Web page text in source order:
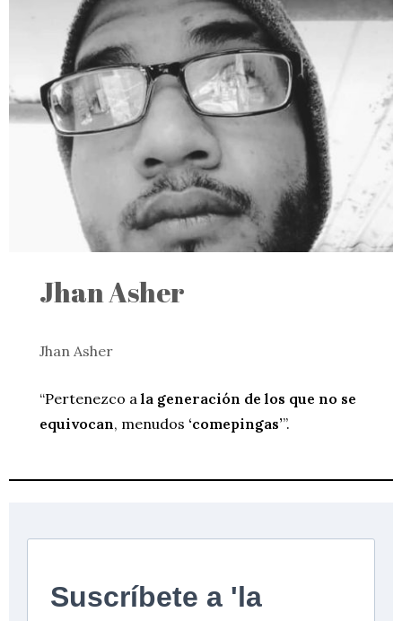
Jhan Asher
Jhan Asher
“Pertenezco ala generación de los que no se
equivocan, menudos ‘comepingas’”.